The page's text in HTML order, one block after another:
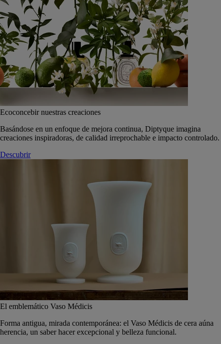
Ecoconcebir nuestras creaciones
Basándose en un enfoque de mejora continua, Diptyque imagina
creaciones inspiradoras, de calidad irreprochable e impacto controlado.
Descubrir
El emblemático Vaso Médicis
Forma antigua, mirada contemporánea: el Vaso Médicis de cera aúna
herencia, un saber hacer excepcional y belleza funcional.